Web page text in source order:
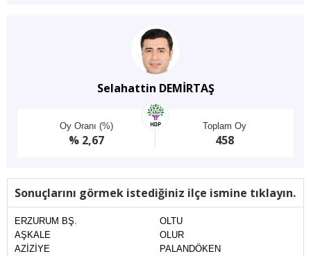
Selahattin DEMİRTAŞ
Oy Oranı (%)
% 2,67
Toplam Oy
458
Sonuçlarını görmek istediğiniz ilçe ismine tıklayın.
ERZURUM BŞ.
AŞKALE
AZİZİYE
OLTU
OLUR
PALANDÖKEN